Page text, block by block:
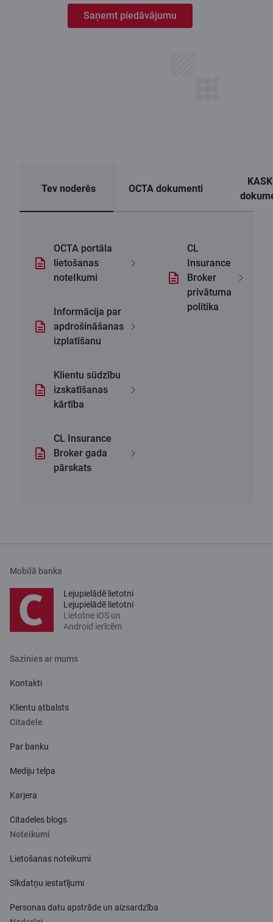
Saņemt piedāvājumu
Tev noderēs OCTA dokumenti
OCTA portāla
lietošanas
noteIkumi
Informācija par
apdrošināšanas
izplatīšanu
Klientu sūdzību
izskatīšanas
kārtība
CL Insurance
Broker gada
pārskats
CL
Insurance
Broker
privātuma
politika
Mobilā banka
Lejupielādē lietotni
Lejupielādē lietotni
Lietotne iOS un
Android ierīcēm
Sazinies ar mums
Kontakti
Klientu atbalsts
Citadele
Par banku
Mediju telpa
Karjera
Citadeles blogs
Noteikumi
Lietošanas noteikumi
Sīkdatņu iestatījumi
Personas datu apstrāde un aizsardzība